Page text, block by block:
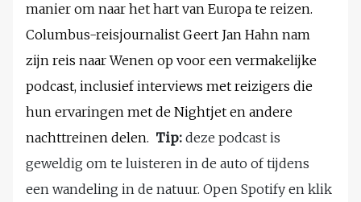
manier om naar het hart van Europa te reizen.
Columbus-reisjournalist Geert Jan Hahn nam
zijn reis naar Wenen op voor een vermakelijke
podcast, inclusief interviews met reizigers die
hun ervaringen met de Nightjet en andere
nachttreinen delen. Tip: deze podcast is
geweldig om te luisteren in de auto of tijdens
een wandeling in de natuur. Open Spotify en klik